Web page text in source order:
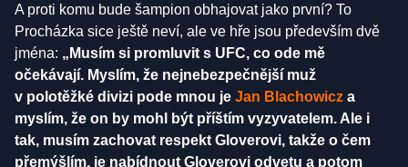
A proti komu bude šampion obhajovat jako první? To
Procházka sice ještě neví, ale ve hře jsou především dvě
jména: „Musím si promluvit s UFC, co ode mě
očekávají. Myslím, že nejnebezpečnější muž
v polotěžké divizi pode mnou je Jan Blachowicz a
myslím, že on by mohl být příštím vyzyvatelem. Ale i
tak, musím zachovat respekt Gloverovi, takže o čem
přemýšlím, je nabídnout Gloverovi odvetu a potom